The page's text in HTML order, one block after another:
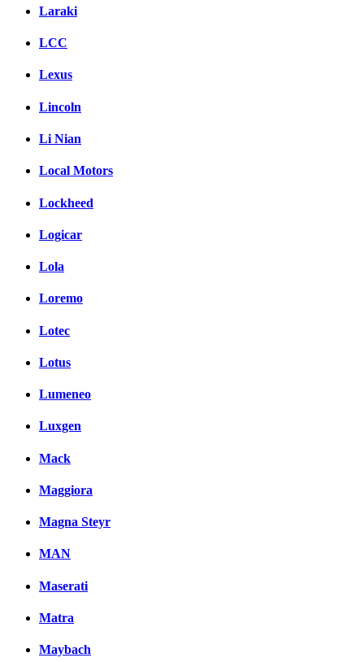
Laraki
LCC
Lexus
Lincoln
Li Nian
Local Motors
Lockheed
Logicar
Lola
Loremo
Lotec
Lotus
Lumeneo
Luxgen
Mack
Maggiora
Magna Steyr
MAN
Maserati
Matra
Maybach